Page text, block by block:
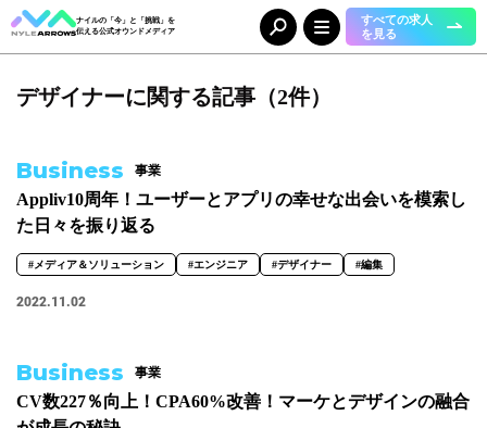
ナイルの「今」と「挑戦」を
伝える公式オウンドメディア
すべての求人
を見る
Category カテゴリ
組織（37） お知らせ（25）
Tag タグ
事業部
#人事本部 #自動車産業DX
職種
デザイナーに関する記事（2件）
Business 事業
Appliv10周年！ユーザーとアプリの幸せな出会いを模索し
た日々を振り返る
#メディア＆ソリューション #エンジニア #デザイナー #編集
2022.11.02
Business 事業
CV数227％向上！CPA60%改善！マーケとデザインの融合